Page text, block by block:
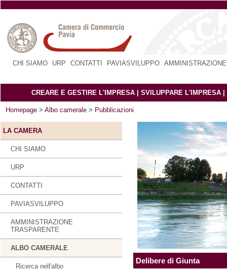
CHI SIAMO URP CONTATTI PAVIASVILUPPO
CREARE E GESTIRE L'IMPRESA SVILUPPARE L'IMPRESA
Homepage > Albo camerale > Pubblicazioni
LA CAMERA
CHI SIAMO
URP
CONTATTI
PAVIASVILUPPO
AMMINISTRAZIONE
TRASPARENTE
ALBO CAMERALE
Ricerca nell'albo
Delibere di Giunta